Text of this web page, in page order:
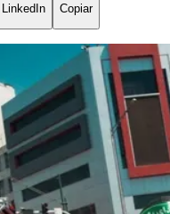
LinkedIn Copiar